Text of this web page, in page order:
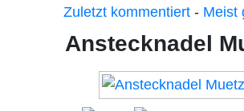
Zuletzt kommentiert- Meist
Anstecknadel